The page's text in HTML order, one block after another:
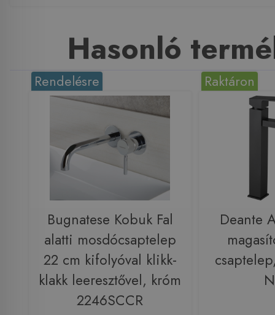
Hasonló
Rendelésre
Bugnatese Kobuk Fal
alatti mosdócsaptelep
22 cm kifolyóval klikk-
klakk leeresztővel, króm
2246SCCR
Raktáron
Deante